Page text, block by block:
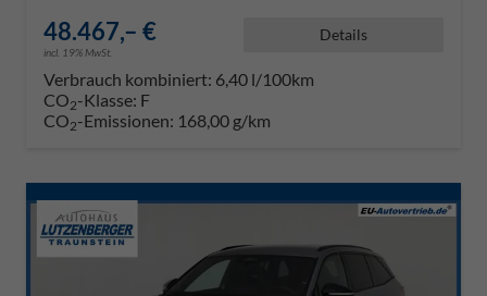
48.467,– €
incl. 19% MwSt.
Details
Verbrauch kombiniert: 6,40 l/100km
CO2-Klasse: F
CO2-Emissionen: 168,00 g/km